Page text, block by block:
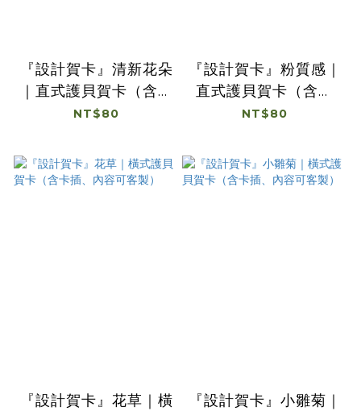
『設計賀卡』清新花朵
｜直式護貝賀卡（含卡
插、內容可客製）
NT$80
『設計賀卡』粉質感｜
直式護貝賀卡（含卡
插、內容可客製）
NT$80
『設計賀卡』花草｜橫
『設計賀卡』小雛菊｜